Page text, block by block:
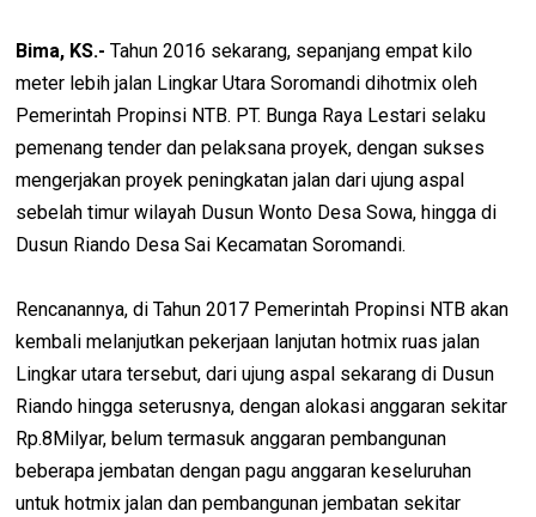
Bima, KS.- Tahun 2016 sekarang, sepanjang empat kilo
meter lebih jalan Lingkar Utara Soromandi dihotmix oleh
Pemerintah Propinsi NTB. PT. Bunga Raya Lestari selaku
pemenang tender dan pelaksana proyek, dengan sukses
mengerjakan proyek peningkatan jalan dari ujung aspal
sebelah timur wilayah Dusun Wonto Desa Sowa, hingga di
Dusun Riando Desa Sai Kecamatan Soromandi.
Rencanannya, di Tahun 2017 Pemerintah Propinsi NTB akan
kembali melanjutkan pekerjaan lanjutan hotmix ruas jalan
Lingkar utara tersebut, dari ujung aspal sekarang di Dusun
Riando hingga seterusnya, dengan alokasi anggaran sekitar
Rp.8Milyar, belum termasuk anggaran pembangunan
beberapa jembatan dengan pagu anggaran keseluruhan
untuk hotmix jalan dan pembangunan jembatan sekitar